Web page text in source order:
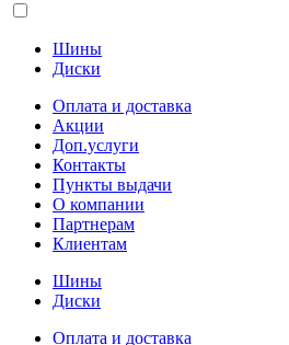
Шины
Диски
Оплата и доставка
Акции
Доп.услуги
Контакты
Пункты выдачи
О компании
Партнерам
Клиентам
Шины
Диски
Оплата и доставка